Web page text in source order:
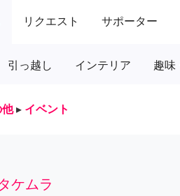
リクエスト サポーター
引っ越し インテリア 趣味
他 ▸ イベント
ケムラ